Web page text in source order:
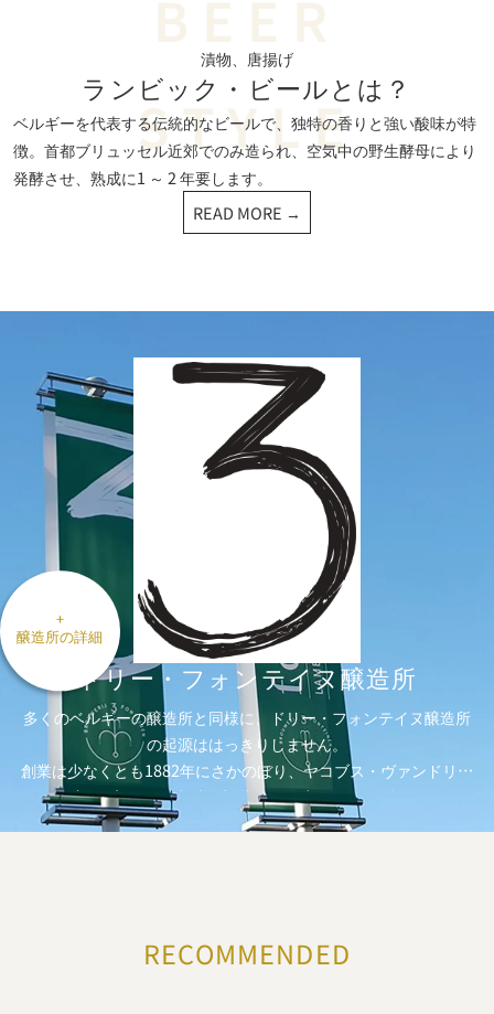
漬物、唐揚げ
ランビック・ ビールとは？
ベルギーを代表する伝統的なビールで、独特の香りと強い酸味が特
徴。首都ブリュッセル近郊でのみ造られ、空気中の野生酵母により
発酵させ、熟成に1 ～ 2 年要します。
READ MORE →
ドリー・ フォンテイヌ醸造所
多くのベルギーの醸造所と同様に、ドリー・フォンテイヌ醸造所
の起源ははっきりしません。
創業は少なくとも1882年にさかのぼり、ヤコブス・ヴァンドリン
デン (Jacobus Vanderlinden) とその妻ヨアナ・ブリレンス
(Joanna Brillens) が、ブリュッセルとゼナ川にほど近いベール
ルが流れる3つの磁器製ハンドポンプを指していると思われます
+
醸造所の詳細
RECOMMENDED